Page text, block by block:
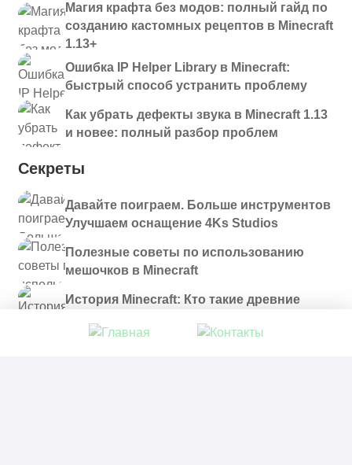
Магия крафта без модов: полный гайд по
созданию кастомных рецептов в Minecraft
1.13+
Ошибка IP Helper Library в Minecraft:
быстрый способ устранить проблему
Как убрать дефекты звука в Minecraft 1.13
и новее: полный разбор проблем
Секреты
Давайте поиграем. Больше инструментов
Улучшаем оснащение 4Ks Studios
Полезные советы по использованию
мешочков в Minecraft
История Minecraft: Кто такие древние